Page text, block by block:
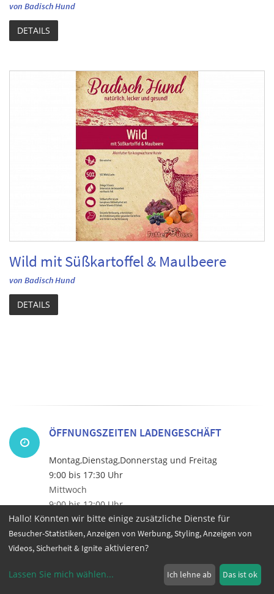
von Badisch Hund
DETAILS
Wild mit Süßkartoffel & Maulbeere
von Badisch Hund
DETAILS
ÖFFNUNGSZEITEN LADENGESCHÄFT
Montag,Dienstag,Donnerstag und Freitag
9:00 bis 17:30 Uhr
Mittwoch
9:00 bis 12:00 Uhr
Samstag
9:00 bis 13.00 Uhr
Hallo! Könnten wir bitte einige zusätzliche Dienste für
Besucher-Statistiken, Anzeigen von Werbung, Styling, Anzeigen von
Videos, Sicherheit & Ignite aktivieren?
Lassen Sie mich wählen... Ich lehne ab Das ist ok